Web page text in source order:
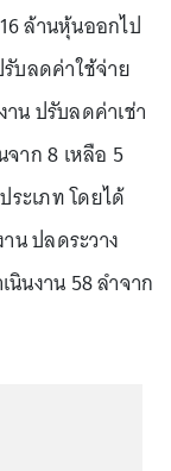
ล้านหุ้นออกไป
รับลดค่าใช้จ่าย
น ปรับลดค่าเช่า
าก 8 เหลือ 5
ะเภท โดยได้
ปลดระวาง
นินงาน 58 ลำจาก